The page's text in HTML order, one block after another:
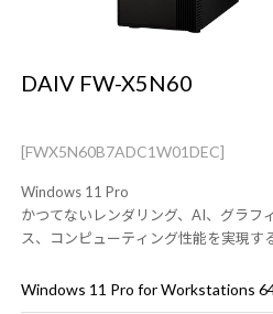
DAIV FW-X5N60
[FWX5N60B7ADC1W01DEC]
Windows 11 Pro
かつてないレンダリング、AI、グラフ
ス、コンピューティング性能を実現す
ション。